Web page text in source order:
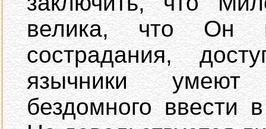
велика, что Он
сострадания,
язычники умеют
бездомного ввести